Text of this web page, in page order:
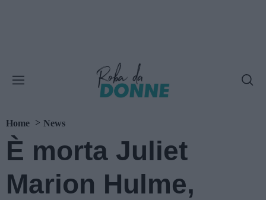
Home News
È morta Juliet
Marion Hulme,